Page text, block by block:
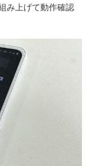
み上げて動作確認